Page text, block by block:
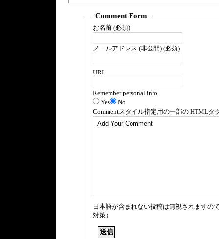
Comment Form
お名前 (必須)
メールアドレス (非公開) (必須)
URI
Remember personal info
Yes
No
Commentスタイル指定用の一部の HTMLタ
日本語が含まれない投稿は無視されますの
対策）